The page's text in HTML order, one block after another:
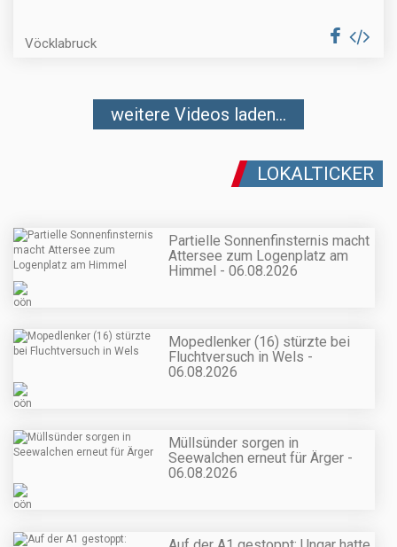
Vöcklabruck
weitere Videos laden...
LOKALTICKER
Partielle Sonnenfinsternis macht
Attersee zum Logenplatz am
Himmel - 06.08.2026
Mopedlenker (16) stürzte bei
Fluchtversuch in Wels -
06.08.2026
Müllsünder sorgen in
Seewalchen erneut für Ärger -
06.08.2026